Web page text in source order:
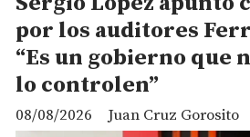
por los auditores
“Es un gobierno que
lo controlen”
Juan Cruz Gorosito
08/08/2026